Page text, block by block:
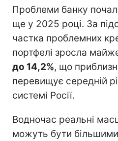
Проблеми банку
ще у 2025 році. За
частка проблемних
портфелі зросла
до 14,2%, що
перевищує середній
системі Росії.
Водночас реальні
можуть бути